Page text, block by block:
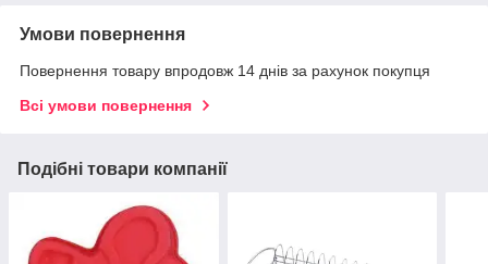
Умови повернення
Повернення товару впродовж 14 днів за рахунок покупця
Всі умови повернення
Подібні товари компанії